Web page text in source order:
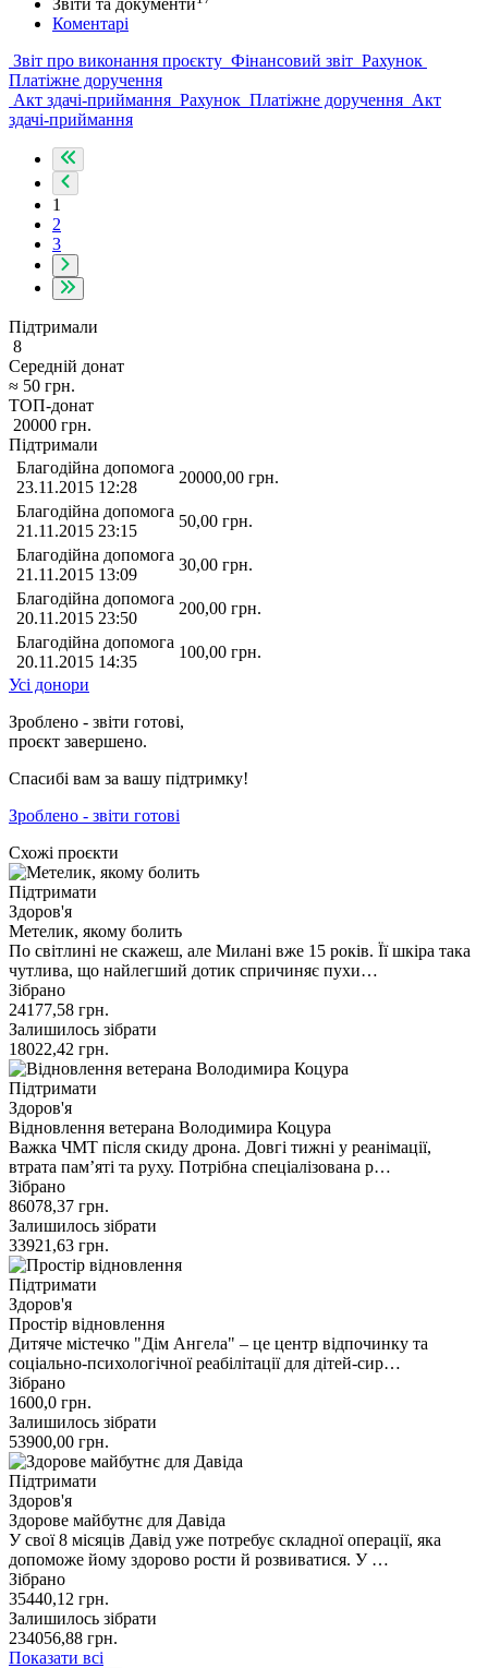
Коментарі
Звіт про виконання проєкту Фінансовий звіт Рахунок
Платіжне доручення
Акт здачі-приймання Рахунок Платіжне доручення Акт
здачі-приймання
1
2
3
Підтримали
8
Середній донат
≈ 50 грн.
ТОП-донат
20000 грн.
Підтримали
Благодійна допомога
23.11.2015 12:28
20000,00 грн.
Благодійна допомога
21.11.2015 23:15
50,00 грн.
Благодійна допомога
21.11.2015 13:09
30,00 грн.
Благодійна допомога
20.11.2015 23:50
200,00 грн.
Благодійна допомога
20.11.2015 14:35
100,00 грн.
Усі донори
Зроблено - звіти готові,
проєкт завершено.
Спасибі вам за вашу підтримку!
Зроблено - звіти готові
Схожі проєкти
Підтримати
Здоров'я
Метелик, якому болить
По світлині не скажеш, але Милані вже 15 років. Її шкіра така
чутлива, що найлегший дотик спричиняє пухи…
Зібрано
24177,58 грн.
Залишилось зібрати
18022,42 грн.
Підтримати
Здоров'я
Відновлення ветерана Володимира Коцура
Важка ЧМТ після скиду дрона. Довгі тижні у реанімації,
втрата пам’яті та руху. Потрібна спеціалізована р…
Зібрано
86078,37 грн.
Залишилось зібрати
33921,63 грн.
Підтримати
Здоров'я
Простір відновлення
Дитяче містечко "Дім Ангела" – це центр відпочинку та
соціально-психологічної реабілітації для дітей-сир…
Зібрано
1600,0 грн.
Залишилось зібрати
53900,00 грн.
Підтримати
Здоров'я
Здорове майбутнє для Давіда
У свої 8 місяців Давід уже потребує складної операції, яка
допоможе йому здорово рости й розвиватися. У …
Зібрано
35440,12 грн.
Залишилось зібрати
234056,88 грн.
Показати всі